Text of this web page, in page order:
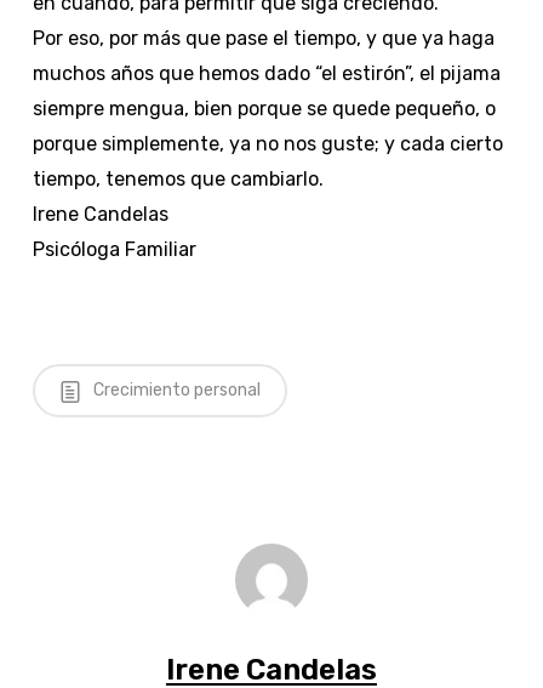
Por eso, por más que pase el tiempo, y que ya haga
muchos años que hemos dado “el estirón”, el pijama
siempre mengua, bien porque se quede pequeño, o
porque simplemente, ya no nos guste; y cada cierto
tiempo, tenemos que cambiarlo.
Irene Candelas
Psicóloga Familiar
Crecimiento personal
Irene Candelas